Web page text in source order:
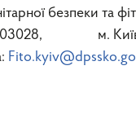
безпеки та
03028, м. Київ,